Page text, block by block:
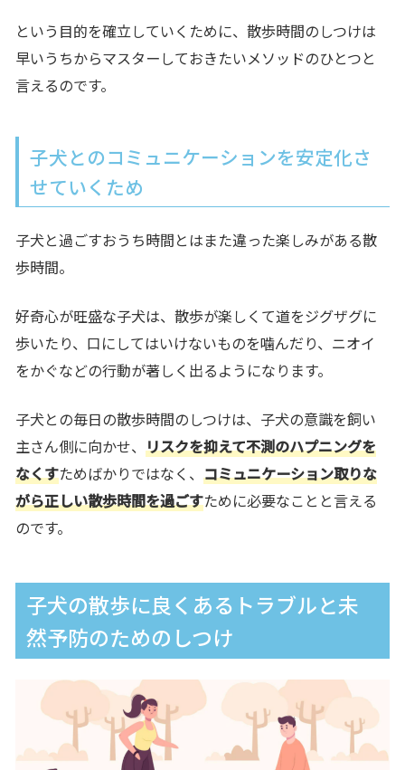
という目的を確立していくために、散歩時間のしつけは
早いうちからマスターしておきたいメソッドのひとつと
言えるのです。
子犬とのコミュニケーションを安定化さ
せていくため
子犬と過ごすおうち時間とはまた違った楽しみがある散
歩時間。
好奇心が旺盛な子犬は、散歩が楽しくて道をジグザグに
歩いたり、口にしてはいけないものを噛んだり、ニオイ
をかぐなどの行動が著しく出るようになります。
子犬との毎日の散歩時間のしつけは、子犬の意識を飼い
主さん側に向かせ、リスクを抑えて不測のハプニングを
なくすためばかりではなく、コミュニケーション取りな
がら正しい散歩時間を過ごすために必要なことと言える
のです。
子犬の散歩に良くあるトラブルと未
然予防のためのしつけ